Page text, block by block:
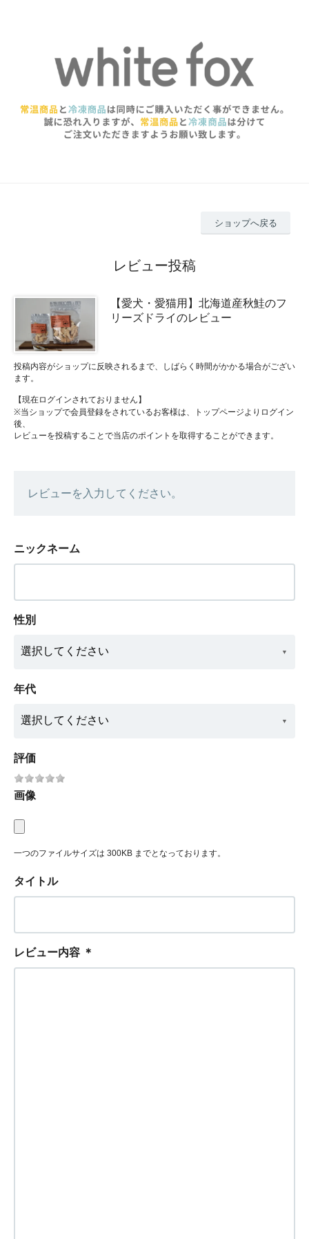
ショップへ戻る
レビュー投稿
【愛犬・愛猫用】北海道産秋鮭のフ
リーズドライのレビュー
投稿内容がショップに反映されるまで、しばらく時間がかかる場合がござい
ます。
【現在ログインされておりません】
※当ショップで会員登録をされているお客様は、トップページよりログイン
後、
レビューを投稿することで当店のポイントを取得することができます。
レビューを入力してください。
ニックネーム
性別
年代
評価
画像
一つのファイルサイズは 300KB までとなっております。
タイトル
レビュー内容 ＊